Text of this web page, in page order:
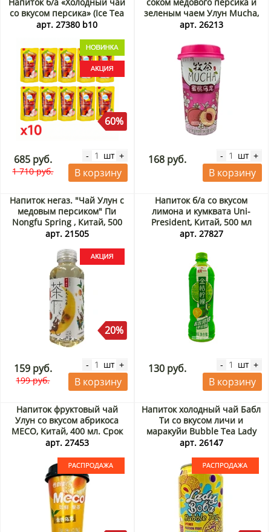
Напиток б/а «Холодный чай
со вкусом персика» (Ice Tea
Peach) Самлип / Samlip,
арт. 27380 b10
60%
685 руб.
1 710 руб.
- шт +
В корзину
соком медового персика и
зеленым чаем Улун Mucha,
Китай, 435 мл
арт. 26213
168 руб. - шт +
В корзину
Напиток негаз. "Чай Улун с
медовым персиком" Пи
Nongfu Spring , Китай, 500
мл Акция
арт. 21505
20%
159 руб.
199 руб.
- шт +
В корзину
Напиток б/а со вкусом
лимона и кумквата Uni-
President, Китай, 500 мл
арт. 27827
130 руб. - шт +
В корзину
Напиток фруктовый чай
Улун со вкусом абрикоса
MECO, Китай, 400 мл. Срок
до 13.08.2026. Акция
арт. 27453
Напиток холодный чай Бабл
Ти со вкусом личи и
маракуйи Bubble Tea Lady
Boba Madam Hong, Тайвань,
Распродажа
арт. 26147